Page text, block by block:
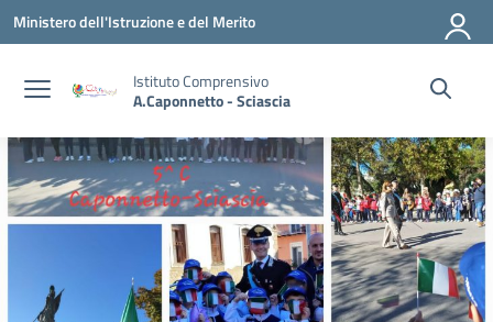
Vai ai contenuti
Vai al menu di navigazione
Vai al footer
Ministero dell'Istruzione e del Merito
Istituto Comprensivo
A.Caponnetto - Sciascia